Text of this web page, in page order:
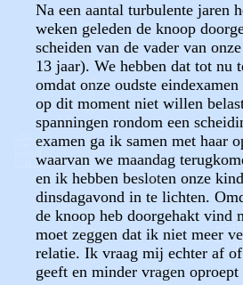
Na een aantal turbulente jaren
weken geleden de knoop
scheiden van de vader van
13 jaar). We hebben dat tot nu
omdat onze oudste
op dit moment niet willen
spanningen rondom een
examen ga ik samen met haar
waarvan we maandag
en ik hebben besloten onze
dinsdagavond in te lichten.
de knoop heb doorgehakt vind
moet zeggen dat ik niet meer
relatie. Ik vraag mij echter af
geeft en minder vragen